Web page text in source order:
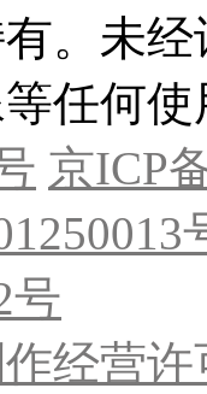
。未
任何使
京ICP
号
经营